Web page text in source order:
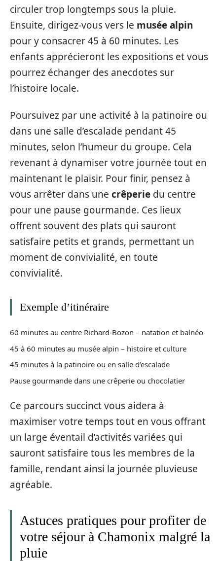
circuler trop longtemps sous la pluie.
Ensuite, dirigez-vous vers le musée alpin
pour y consacrer 45 à 60 minutes. Les
enfants apprécieront les expositions et vous
pourrez échanger des anecdotes sur
l’histoire locale.
Poursuivez par une activité à la patinoire ou
dans une salle d’escalade pendant 45
minutes, selon l’humeur du groupe. Cela
revenant à dynamiser votre journée tout en
maintenant le plaisir. Pour finir, pensez à
vous arrêter dans une crêperie du centre
pour une pause gourmande. Ces lieux
offrent souvent des plats qui sauront
satisfaire petits et grands, permettant un
moment de convivialité, en toute
convivialité.
Exemple d’itinéraire
60 minutes au centre Richard-Bozon – natation et balnéo
45 à 60 minutes au musée alpin – histoire et culture
45 minutes à la patinoire ou en salle d’escalade
Pause gourmande dans une crêperie ou chocolatier
Ce parcours succinct vous aidera à
maximiser votre temps tout en vous offrant
un large éventail d’activités variées qui
sauront satisfaire tous les membres de la
famille, rendant ainsi la journée pluvieuse
agréable.
Astuces pratiques pour profiter de
votre séjour à Chamonix malgré la
pluie